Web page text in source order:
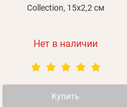
Collection, 15х2,2 см
Нет в наличии
Купить